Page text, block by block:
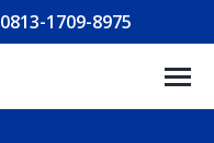
0813-1709-8975